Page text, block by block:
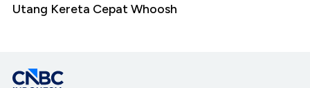
Utang Kereta Cepat Whoosh